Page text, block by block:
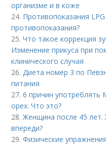
организме и в коже
24. Противопоказания
противопоказания?
25.Что такое коррекция
Изменение прикуса при
клинического случая
26.Диета номер 3 по
питания
27.6 причин употреблять
орех. Что это?
28.Женщина после 45 лет.
впереди?
29.Физические